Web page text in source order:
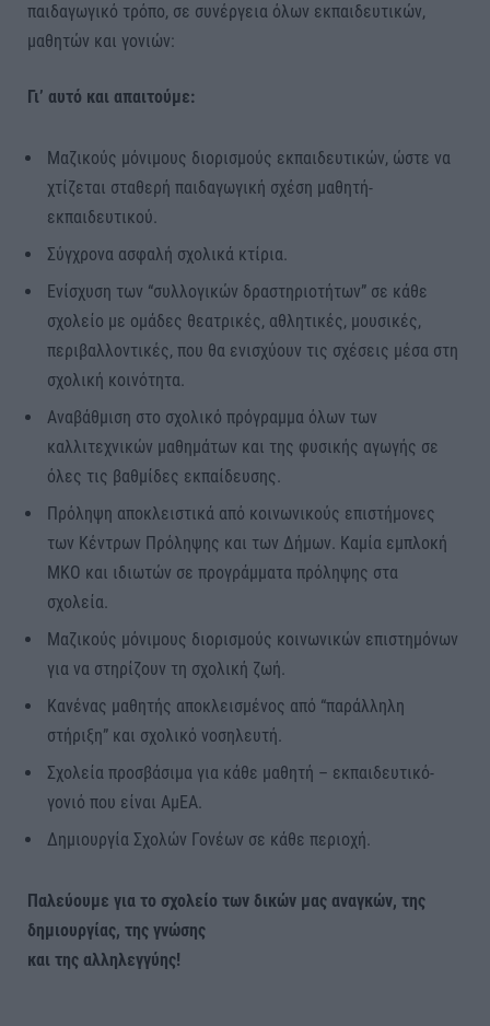
παιδαγωγικό τρόπο, σε συνέργεια όλων εκπαιδευτικών,
μαθητών και γονιών:
Γι’ αυτό και απαιτούμε:
Μαζικούς μόνιμους διορισμούς εκπαιδευτικών, ώστε να
χτίζεται σταθερή παιδαγωγική σχέση μαθητή-
εκπαιδευτικού.
Σύγχρονα ασφαλή σχολικά κτίρια.
Ενίσχυση των “συλλογικών δραστηριοτήτων” σε κάθε
σχολείο με ομάδες θεατρικές, αθλητικές, μουσικές,
περιβαλλοντικές, που θα ενισχύουν τις σχέσεις μέσα στη
σχολική κοινότητα.
Αναβάθμιση στο σχολικό πρόγραμμα όλων των
καλλιτεχνικών μαθημάτων και της φυσικής αγωγής σε
όλες τις βαθμίδες εκπαίδευσης.
Πρόληψη αποκλειστικά από κοινωνικούς επιστήμονες
των Κέντρων Πρόληψης και των Δήμων. Καμία εμπλοκή
ΜΚΟ και ιδιωτών σε προγράμματα πρόληψης στα
σχολεία.
Μαζικούς μόνιμους διορισμούς κοινωνικών επιστημόνων
για να στηρίζουν τη σχολική ζωή.
Κανένας μαθητής αποκλεισμένος από “παράλληλη
στήριξη” και σχολικό νοσηλευτή.
Σχολεία προσβάσιμα για κάθε μαθητή – εκπαιδευτικό-
γονιό που είναι ΑμΕΑ.
Δημιουργία Σχολών Γονέων σε κάθε περιοχή.
Παλεύουμε για το σχολείο των δικών μας αναγκών, της
δημιουργίας, της γνώσης
και της αλληλεγγύης!